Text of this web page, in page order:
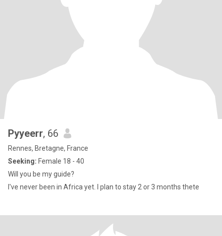
Pyyeerr, 66
Rennes, Bretagne, France
Seeking: Female 18 - 40
Will you be my guide?
I've never been in Africa yet. I plan to stay 2 or 3 months thete